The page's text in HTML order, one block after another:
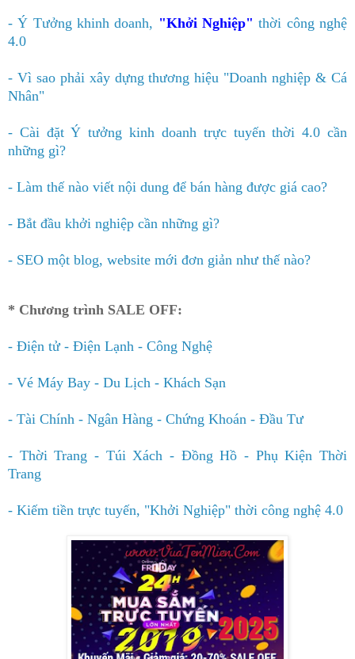
- Ý Tưởng khinh doanh, "Khởi Nghiệp" thời công nghệ
4.0
- Vì sao phải xây dựng thương hiệu "Doanh nghiệp &Cá
Nhân"
- Cài đặt Ý tưởng kinh doanh trực tuyến thời 4.0cần
những gì?
- Làm thế nào viết nội dung để bán hàng được giá cao?
- Bắt đầu khởi nghiệp cần những gì?
- SEO một blog, website mới đơn giản như thế nào?
* Chương trình SALE OFF:
- Điện tử - Điện Lạnh - Công Nghệ
- Vé Máy Bay - Du Lịch - Khách Sạn
- Tài Chính - Ngân Hàng - Chứng Khoán - Đầu Tư
- Thời Trang - Túi Xách - Đồng Hồ - Phụ Kiện Thời
Trang
- Kiếm tiền trực tuyến, "Khởi Nghiệp" thời công nghệ 4.0